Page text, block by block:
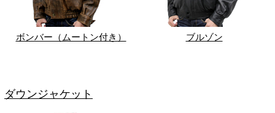
ボンバー（ムートン付き） ブルゾン
ダウンジャケット